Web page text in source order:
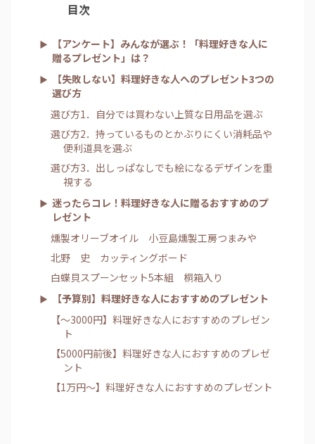
目次
【アンケート】みんなが選ぶ！「料理好きな人に
贈るプレゼント」は？
【失敗しない】料理好きな人へのプレゼント3つの
選び方
選び方1．自分では買わない上質な日用品を選ぶ
選び方2．持っているものとかぶりにくい消耗品や
便利道具を選ぶ
選び方3．出しっぱなしでも絵になるデザインを重
視する
迷ったらコレ！料理好きな人に贈るおすすめのプ
レゼント
燻製オリーブオイル 小豆島燻製工房つまみや
北野 史 カッティングボード
白蝶貝スプーンセット5本組 桐箱入り
【予算別】料理好きな人におすすめのプレゼント
【～3000円】料理好きな人におすすめのプレゼン
ト
【5000円前後】料理好きな人におすすめのプレゼ
ント
【1万円～】料理好きな人におすすめのプレゼント